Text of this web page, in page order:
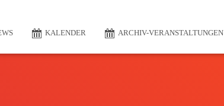
KALENDER ARCHIV-VERANSTALTUNGEN